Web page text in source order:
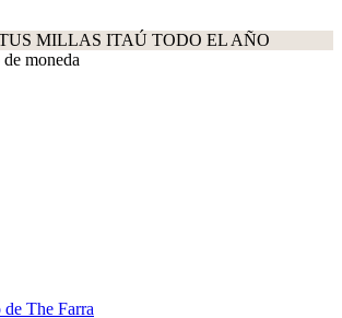
MILLAS ITAÚ TODO EL AÑO